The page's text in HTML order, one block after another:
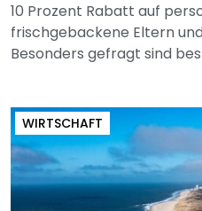
10 Prozent Rabatt auf
frischgebackene Eltern
Besonders gefragt sind
WIRTSCHAFT